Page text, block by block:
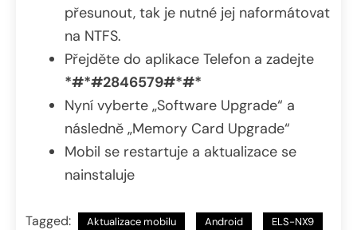
přesunout, tak je nutné jej naformátovat
na NTFS.
Přejděte do aplikace Telefon a zadejte
*#*#2846579#*#*
Nyní vyberte „Software Upgrade“ a
následně „Memory Card Upgrade“
Mobil se restartuje a aktualizace se
nainstaluje
Tagged: Aktualizace mobilu Android ELS-NX9